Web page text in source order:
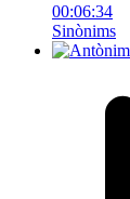
00:06:34
Sinònims